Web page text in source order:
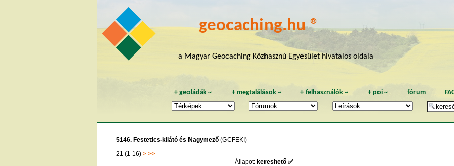
geocaching.hu ®
a Magyar Geocaching Közhasznú Egyesület hivatalos oldala
+geoládák ~ + megtalálások~ +felhasználók ~ + poi~ fórum
5146. Festetics-kilátó és Nagymező (GCFEKI)
21 (1-16) > >>
Állapot: kereshető ✅